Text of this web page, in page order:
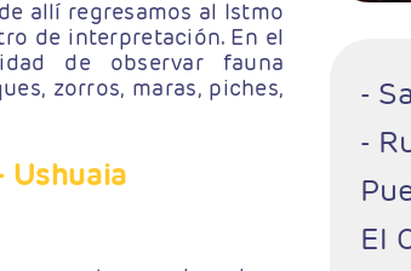
allí regresamos al Istmo
de interpretación. En el
de observar fauna
zorros, maras, piches,
Ushuaia
-
-
El